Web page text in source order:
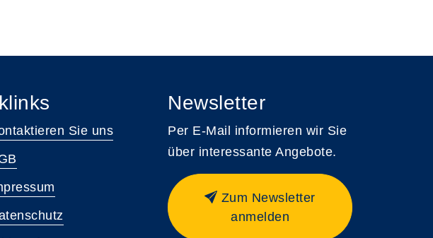
Sie uns
Newsletter
Per E-Mail informieren wir Sie
über interessante Angebote.
Zum Newsletter
anmelden